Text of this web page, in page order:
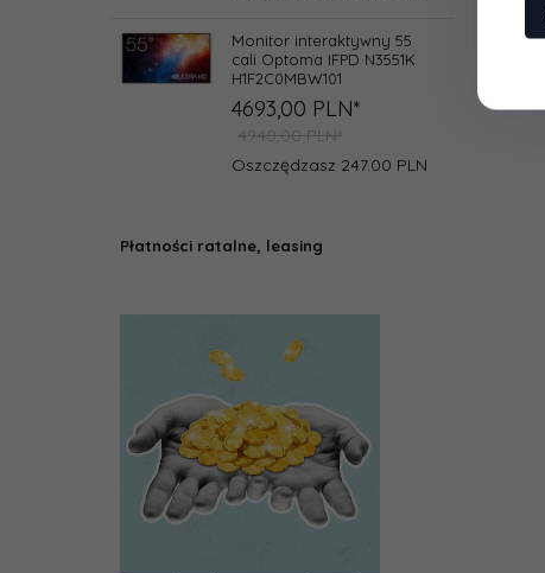
Monitor interaktywny 55
cali Optoma IFPD N3551K
H1F2C0MBW101
4693,00 PLN*
4940,00 PLN*
Oszczędzasz 247.00 PLN
Płatności ratalne, leasing